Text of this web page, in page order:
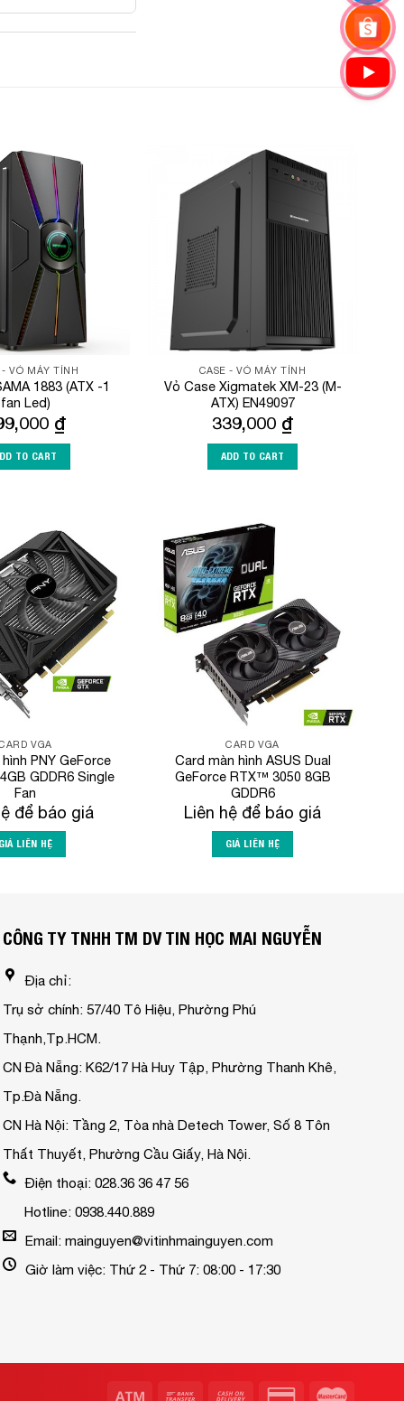
Add to
Wishlist
- VỎ MÁY TÍNH
1883 (ATX -1
fan Led)
₫
TO CART
Add to
Wishlist
CASE - VỎ MÁY TÍNH
Vỏ Case Xigmatek XM-23 (M-
ATX) EN49097
339,000 ₫
ADD TO CART
Add to
Wishlist
VGA
PNY GeForce
GDDR6 Single
Fan
để báo giá
GIÁ LIÊN HỆ
CARD VGA
Card màn hình ASUS Dual
GeForce RTX™ 3050 8GB
GDDR6
Liên hệ để báo giá
GIÁ LIÊN HỆ
CÔNG TY TNHH TM DV TIN HỌC MAI NGUYỄN
Địa chỉ:
Trụ sở chính: 57/40 Tô Hiệu, Phường Phú
Thạnh,Tp.HCM.
CN Đà Nẵng: K62/17 Hà Huy Tập, Phường Thanh Khê,
Tp.Đà Nẵng.
CN Hà Nội: Tầng 2, Tòa nhà Detech Tower, Số 8 Tôn
Thất Thuyết, Phường Cầu Giấy, Hà Nội.
Điện thoại: 028.36 36 47 56
Hotline: 0938.440.889
Email: mainguyen@vitinhmainguyen.com
Giờ làm việc: Thứ 2 - Thứ 7: 08:00 - 17:30